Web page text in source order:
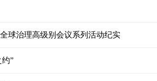
球治理高级别会议系列活动纪实
”